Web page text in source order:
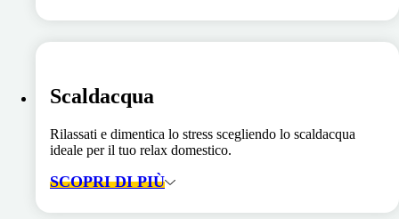
Scaldacqua
Rilassati e dimentica lo stress scegliendo lo scaldacqua
ideale per il tuo relax domestico.
SCOPRI DI PIÙ